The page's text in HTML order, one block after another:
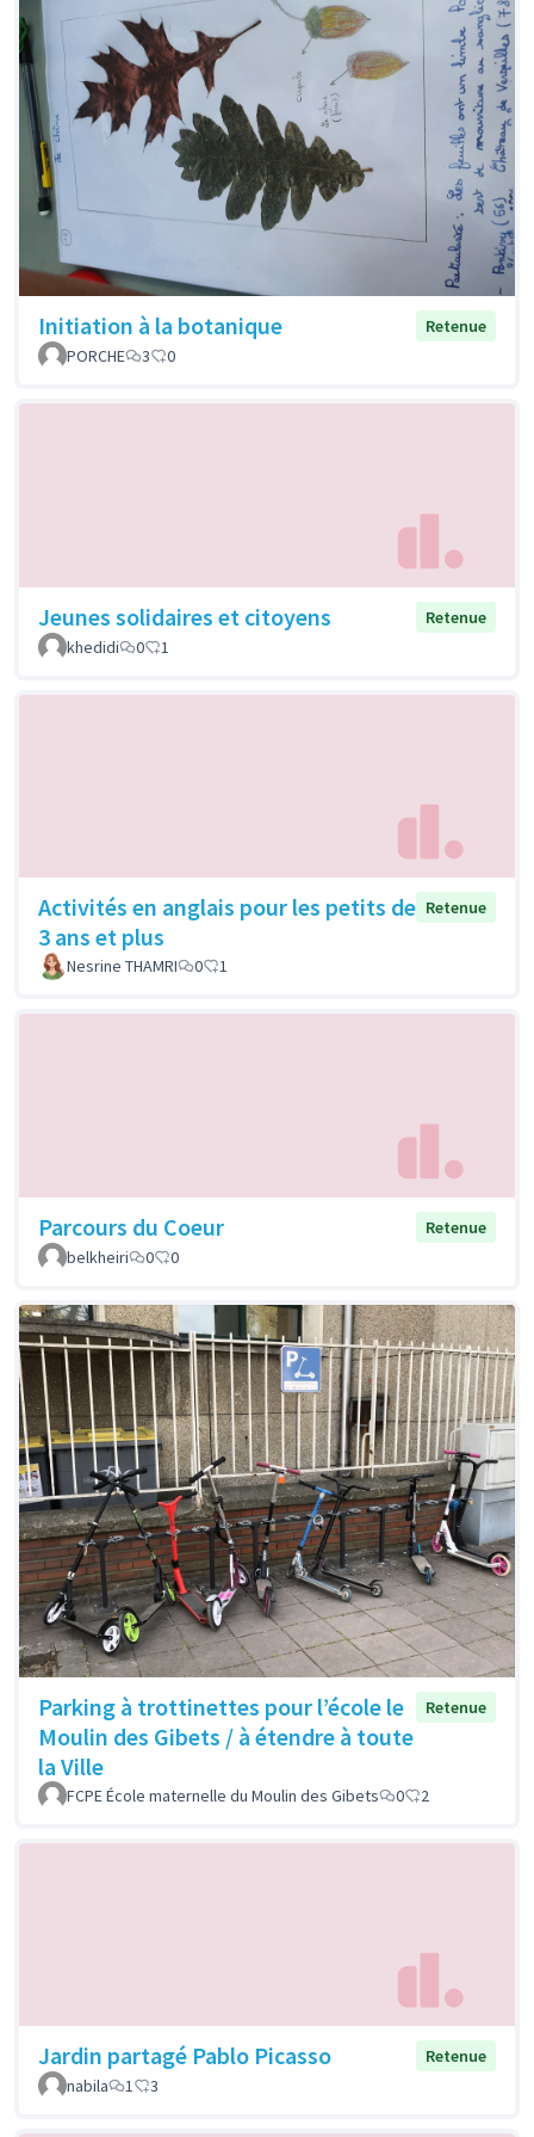
Initiation à la botanique
Retenue
PORCHE
3 0
Jeunes solidaires et citoyens
Retenue
khedidi
0 1
Activités en anglais pour les petits de
3 ans et plus
Retenue
Nesrine THAMRI 0 1
Parcours du Coeur
Retenue
belkheiri
0 0
Parking à trottinettes pour l’école le
Moulin des Gibets / à étendre à toute
la Ville
Retenue
FCPE École maternelle du Moulin des Gibets 0 2
Jardin partagé Pablo Picasso
Retenue
nabila
1 3